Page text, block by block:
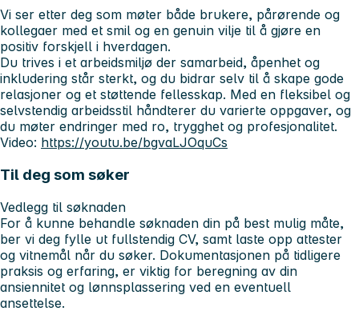
Vi ser etter deg som møter både brukere, pårørende og
kollegaer med et smil og en genuin vilje til å gjøre en
positiv forskjell i hverdagen.
Du trives i et arbeidsmiljø der samarbeid, åpenhet og
inkludering står sterkt, og du bidrar selv til å skape gode
relasjoner og et støttende fellesskap. Med en fleksibel og
selvstendig arbeidsstil håndterer du varierte oppgaver, og
du møter endringer med ro, trygghet og profesjonalitet.
Video: https://youtu.be/bgvaLJOquCs
Til deg som søker
Vedlegg til søknaden
For å kunne behandle søknaden din på best mulig måte,
ber vi deg fylle ut fullstendig CV, samt laste opp attester
og vitnemål når du søker. Dokumentasjonen på tidligere
praksis og erfaring, er viktig for beregning av din
ansiennitet og lønnsplassering ved en eventuell
ansettelse.